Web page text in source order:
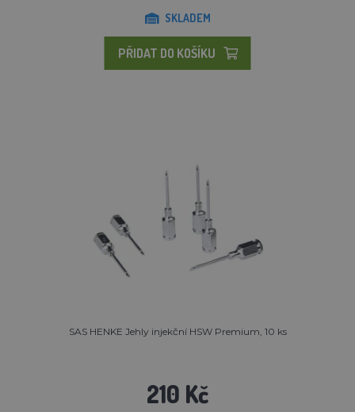
SKLADEM
PŘIDAT DO KOŠÍKU
SAS HENKE Jehly injekční HSW Premium, 10 ks
210 Kč